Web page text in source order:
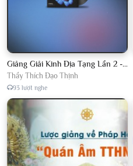
Giảng Giải Kinh Địa Tạng Lần 2 - Thầy Thích Đạo Thịnh - Diệu Pháp Khai Tâm
Thầy Thích Đạo Thịnh
93 lượt nghe